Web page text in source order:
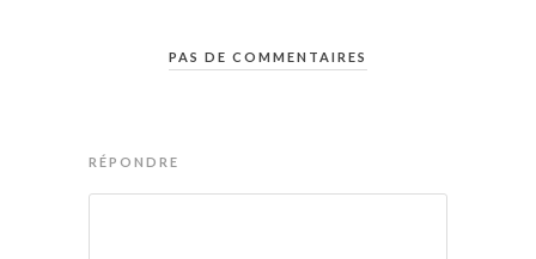
PAS DE COMMENTAIRES
RÉPONDRE